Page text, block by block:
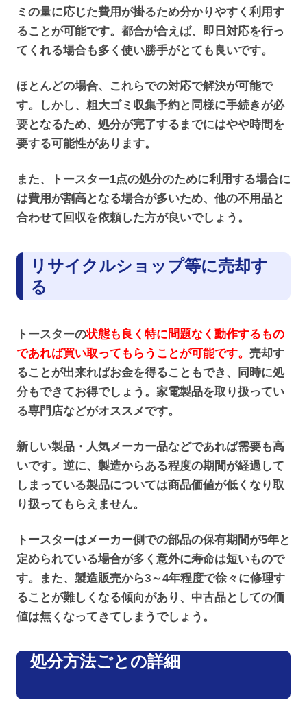
ミの量に応じた費用が掛るため分かりやすく利用す
ることが可能です。都合が合えば、即日対応を行っ
てくれる場合も多く使い勝手がとても良いです。
ほとんどの場合、これらでの対応で解決が可能で
す。しかし、粗大ゴミ収集予約と同様に手続きが必
要となるため、処分が完了するまでにはやや時間を
要する可能性があります。
また、トースター1点の処分のために利用する場合に
は費用が割高となる場合が多いため、他の不用品と
合わせて回収を依頼した方が良いでしょう。
リサイクルショップ等に売却す
る
トースターの状態も良く特に問題なく動作するもの
であれば買い取ってもらうことが可能です。 売却す
ることが出来ればお金を得ることもでき、同時に処
分もできてお得でしょう。家電製品を取り扱ってい
る専門店などがオススメです。
新しい製品・人気メーカー品などであれば需要も高
いです。逆に、製造からある程度の期間が経過して
しまっている製品については商品価値が低くなり取
り扱ってもらえません。
トースターはメーカー側での部品の保有期間が5年と
定められている場合が多く意外に寿命は短いもので
す。また、製造販売から3～4年程度で徐々に修理す
ることが難しくなる傾向があり、中古品としての価
値は無くなってきてしまうでしょう。
処分方法ごとの詳細